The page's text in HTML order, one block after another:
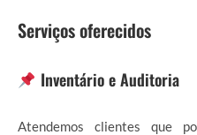
Serviços oferecidos
Inventário e Auditoria
Atendemos clientes que